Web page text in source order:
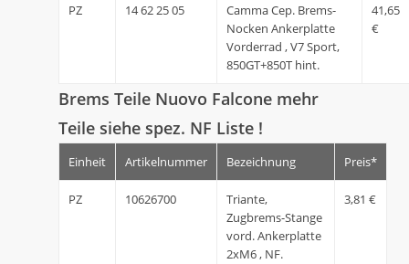
PZ 14 62 25 05
Camma Cep. Brems-
Nocken Ankerplatte
Vorderrad , V7 Sport,
850GT+850T hint.
41,65
€
Brems Teile Nuovo Falcone mehr
Teile siehe spez. NF Liste !
Einheit Artikelnummer Bezeichnung Preis*
PZ 10626700
Triante,
Zugbrems-Stange
vord. Ankerplatte
2xM6 , NF.
3,81 €